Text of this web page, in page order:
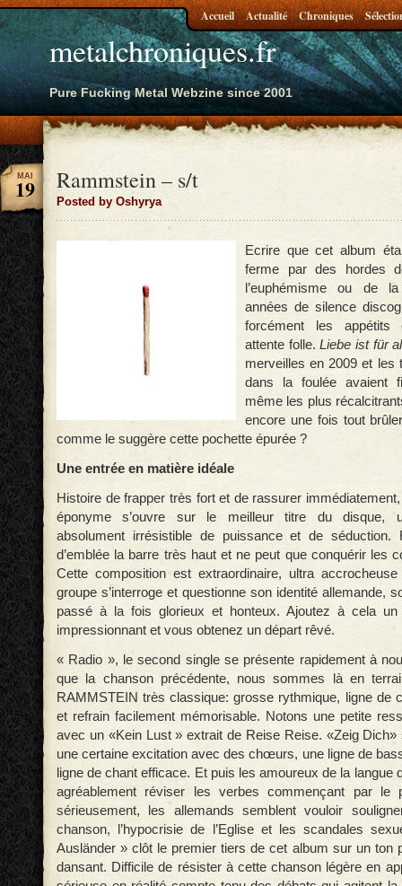
metalchroniques.fr
Pure Fucking Metal Webzine since 2001
Accueil Actualité Chroniques
Rammstein – s/t
Posted by Oshyrya
MAI
19
Ecrire que cet album
ferme par des hordes
l’euphémisme ou de
années de silence
forcément les appétits
attente folle.Liebe ist für
merveilles en 2009 et les
dans la foulée avaient
même les plus
encore une fois tout
comme le suggère cette pochette épurée ?
Une entrée en matière idéale
Histoire de frapper très fort et de rassurer
éponyme s’ouvre sur le meilleur titre du disque,
absolument irrésistible de puissance et de séduction.
d’emblée la barre très haut et ne peut que conquérir les
Cette composition est extraordinaire, ultra
groupe s’interroge et questionne son identité allemande,
passé à la fois glorieux et honteux. Ajoutez à cela un
impressionnant et vous obtenez un départ rêvé.
« Radio », le second single se présente rapidement à
que la chanson précédente, nous sommes là en
RAMMSTEIN très classique: grosse rythmique, ligne de
et refrain facilement mémorisable. Notons une petite
avec un «Kein Lust » extrait de Reise Reise. «Zeig
une certaine excitation avec des chœurs, une ligne de
ligne de chant efficace. Et puis les amoureux de la langue
agréablement réviser les verbes commençant par le
sérieusement, les allemands semblent vouloir
chanson, l’hypocrisie de l’Eglise et les scandales
Ausländer » clôt le premier tiers de cet album sur un ton
dansant. Difficile de résister à cette chanson légère en